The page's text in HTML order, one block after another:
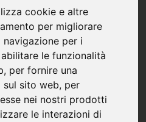
cookie e altre
per migliorare
navigazione per i
le funzionalità
, per fornire una
sul sito web, per
nei nostri prodotti
le interazioni di